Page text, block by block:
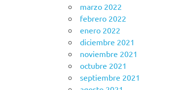
marzo 2022
febrero 2022
enero 2022
diciembre 2021
noviembre 2021
octubre 2021
septiembre 2021